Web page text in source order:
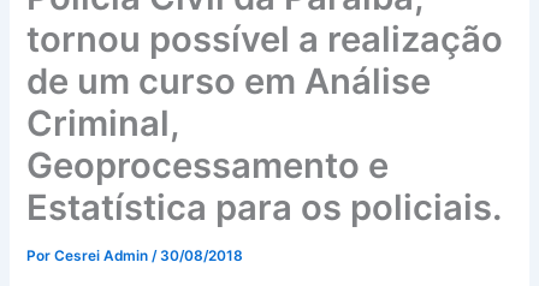
tornou possível a realização
de um curso em Análise
Criminal,
Geoprocessamento e
Estatística para os policiais.
PorCesrei Admin/30/08/2018